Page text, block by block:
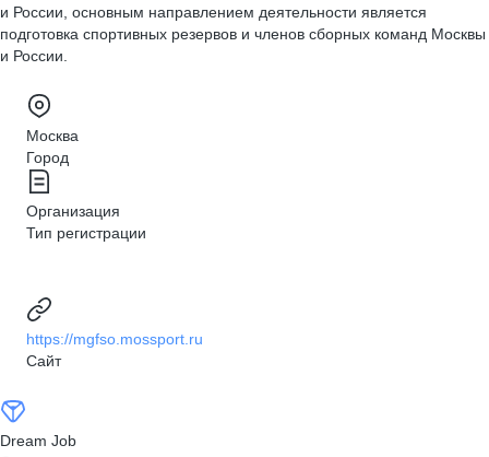
и России, основным направлением деятельности является
подготовка спортивных резервов и членов сборных команд Москвы
и России.
Москва
Город
Организация
Тип регистрации
https://mgfso.mossport.ru
Сайт
Dream Job